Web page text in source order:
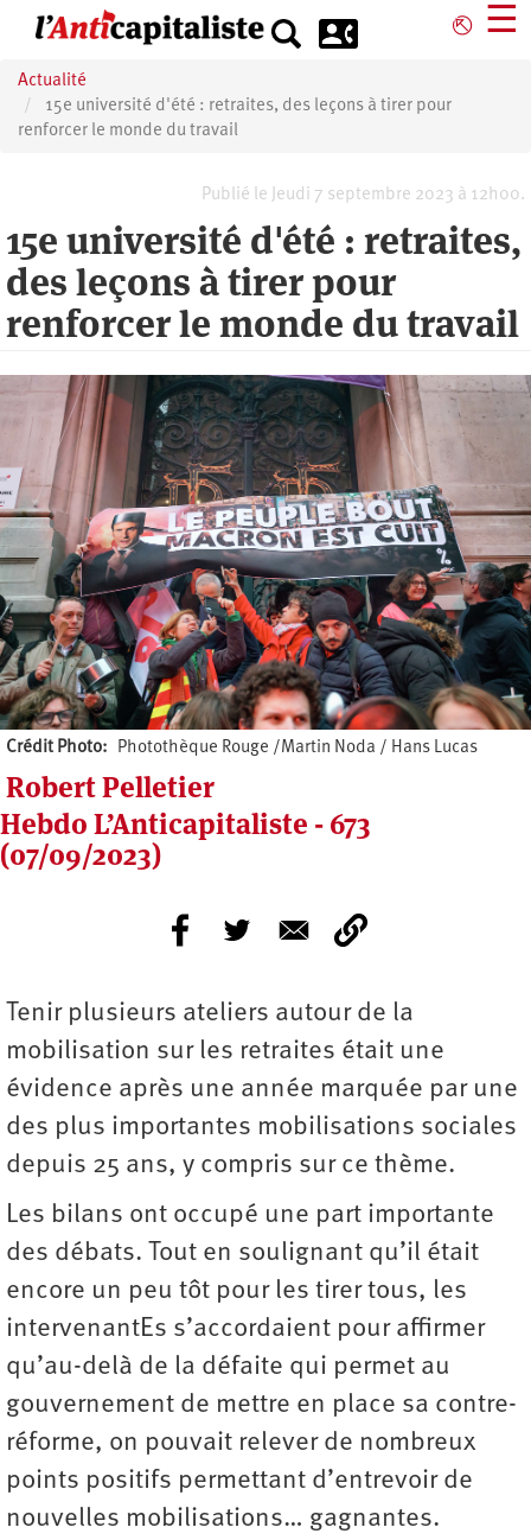
principal
⎋ ☰
Actualité
15e université d'été : retraites, des leçons à tirer pour
renforcer le monde du travail
Publié le Jeudi 7 septembre 2023 à 12h00.
15e université d'été : retraites,
des leçons à tirer pour
renforcer le monde du travail
Crédit Photo Photothèque Rouge /Martin Noda / Hans Lucas
Robert Pelletier
Hebdo L’Anticapitaliste - 673
(07/09/2023)
Tenir plusieurs ateliers autour de la
mobilisation sur les retraites était une
évidence après une année marquée par une
des plus importantes mobilisations sociales
depuis 25 ans, y compris sur ce thème.
Les bilans ont occupé une part importante
des débats. Tout en soulignant qu’il était
encore un peu tôt pour les tirer tous, les
intervenantEs s’accordaient pour affirmer
qu’au-delà de la défaite qui permet au
gouvernement de mettre en place sa contre-
réforme, on pouvait relever de nombreux
points positifs permettant d’entrevoir de
nouvelles mobilisations… gagnantes.